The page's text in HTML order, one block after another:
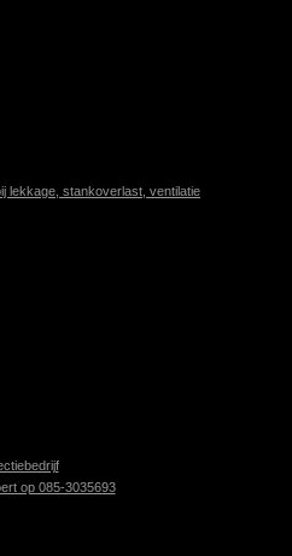
lekkage, stankoverlast, ventilatie
op 085-3035693